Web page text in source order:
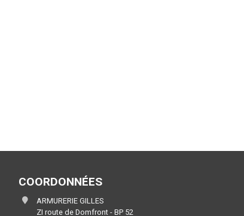
COORDONNÉES
ARMURERIE GILLES
ZI route de Domfront - BP 52